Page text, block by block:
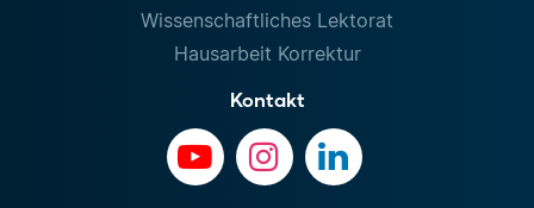
Wissenschaftliches Lektorat
Hausarbeit Korrektur
Kontakt